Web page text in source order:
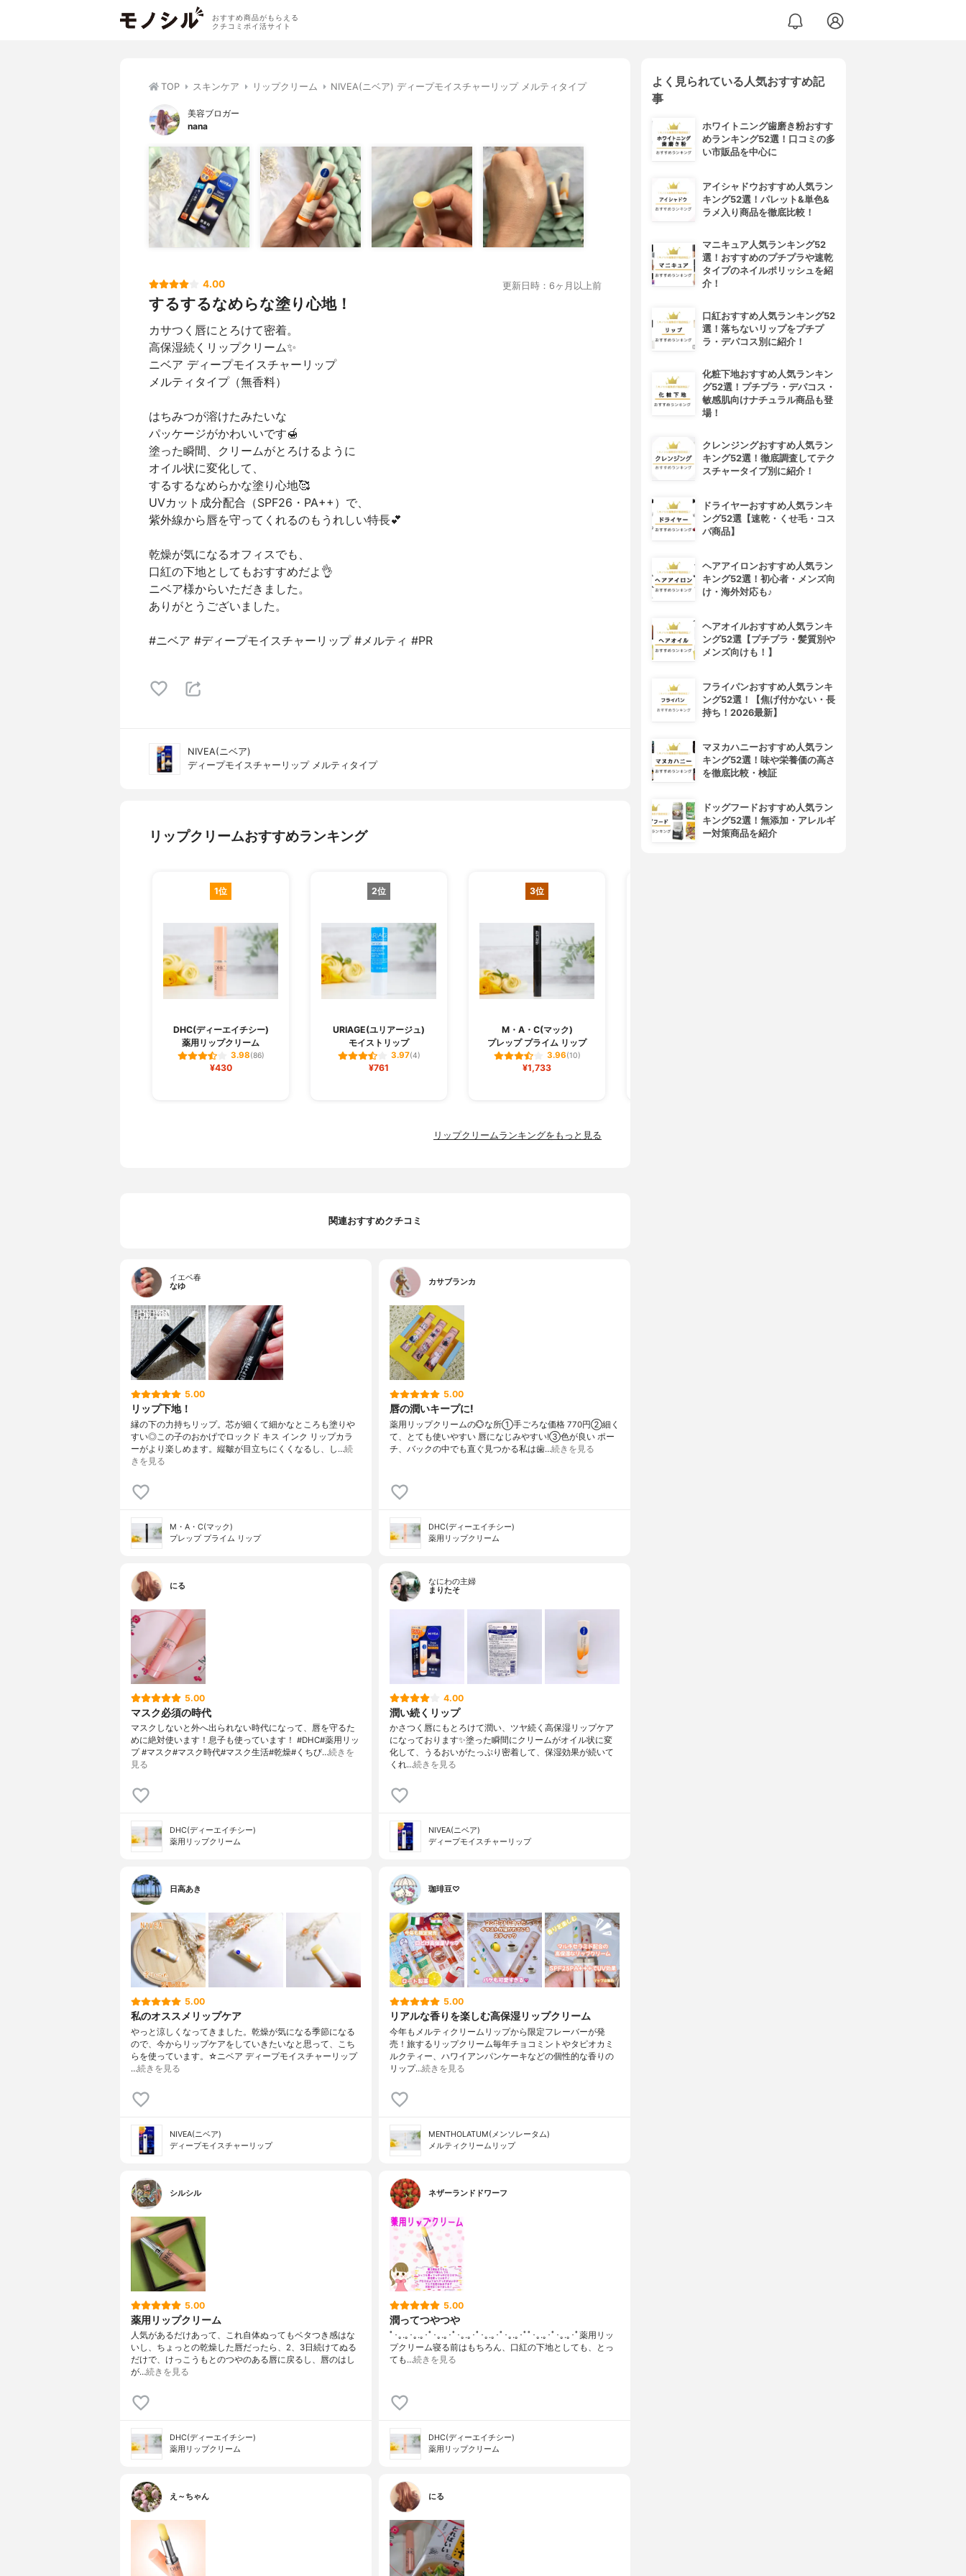
おすすめ商品がもらえる
クチコミポイ活サイト
TOP スキンケア リップクリーム NIVEA(ニベア) ディープモイスチャーリップ メルティタイプ
美容ブロガー
nana
4.00 更新日時：6ヶ月以上前
するするなめらな塗り心地！
カサつく唇にとろけて密着。
高保湿続くリップクリーム✨
ニベア ディープモイスチャーリップ
メルティタイプ（無香料）
はちみつが溶けたみたいな
パッケージがかわいいです🍯
塗った瞬間、クリームがとろけるように
オイル状に変化して、
するするなめらかな塗り心地🥰
UVカット成分配合（SPF26・PA++）で、
紫外線から唇を守ってくれるのもうれしい特長💕
乾燥が気になるオフィスでも、
口紅の下地としてもおすすめだよ👌
ニベア様からいただきました。
ありがとうございました。
#ニベア #ディープモイスチャーリップ #メルティ #PR
NIVEA(ニベア)
ディープモイスチャーリップ メルティタイプ
リップクリームおすすめランキング
1位
DHC(ディーエイチシー)
薬用リップクリーム
3.98(86)
¥430
2位
URIAGE(ユリアージュ)
モイストリップ
3.97(4)
¥761
3位
M・A・C(マック)
プレップ プライム リップ
3.96(10)
¥1,733
リップクリームランキングをもっと見る
関連おすすめクチコミ
イエベ春
なゆ
5.00
リップ下地！
縁の下の力持ちリップ。芯が細くて細かなところも塗りや
すい◎この子のおかげでロックド キス インク リップカラ
ーがより楽しめます。縦皺が目立ちにくくなるし、し…続
きを見る
M・A・C(マック)
プレップ プライム リップ
カサブランカ
5.00
唇の潤いキープに!
薬用リップクリームの💮な所①手ごろな価格 770円②細く
て、とても使いやすい 唇になじみやすい!③色が良い ポー
チ、バックの中でも直ぐ見つかる私は歯…続きを見る
DHC(ディーエイチシー)
薬用リップクリーム
にる
5.00
マスク必須の時代
マスクしないと外へ出られない時代になって、唇を守るた
めに絶対使います！息子も使っています！ #DHC#薬用リッ
プ #マスク#マスク時代#マスク生活#乾燥#くちび…続きを
見る
DHC(ディーエイチシー)
薬用リップクリーム
なにわの主婦
まりたそ
4.00
潤い続くリップ
かさつく唇にもとろけて潤い、ツヤ続く高保湿リップケア
になっております✨塗った瞬間にクリームがオイル状に変
化して、うるおいがたっぷり密着して、保湿効果が続いて
くれ…続きを見る
NIVEA(ニベア)
ディープモイスチャーリップ
日高あき
5.00
私のオススメリップケア
やっと涼しくなってきました。乾燥が気になる季節になる
ので、今からリップケアをしていきたいなと思って、こち
らを使っています。☆ニベア ディープモイスチャーリップ
…続きを見る
NIVEA(ニベア)
ディープモイスチャーリップ
珈琲豆♡
5.00
リアルな香りを楽しむ高保湿リップクリーム
今年もメルティクリームリップから限定フレーバーが発
売！旅するリップクリーム毎年チョコミントやタピオカミ
ルクティー、ハワイアンパンケーキなどの個性的な香りの
リップ…続きを見る
MENTHOLATUM(メンソレータム)
メルティクリームリップ
シルシル
5.00
薬用リップクリーム
人気があるだけあって、これ自体ぬってもベタつき感はな
いし、ちょっとの乾燥した唇だったら、2、3日続けてぬる
だけで、けっこうもとのつやのある唇に戻るし、唇のはし
が…続きを見る
DHC(ディーエイチシー)
薬用リップクリーム
ネザーランドドワーフ
5.00
潤ってつやつや
ﾟ･｡.｡･｡.｡･ﾟ･｡.｡･ﾟ･｡.｡･ﾟ･｡.｡･ﾟ･｡.｡･ﾟﾟ･｡.｡･ﾟ･｡.｡･ﾟ薬用リッ
プクリーム寝る前はもちろん、口紅の下地としても、とっ
ても…続きを見る
DHC(ディーエイチシー)
薬用リップクリーム
え～ちゃん にる
よく見られている人気おすすめ記
事
ホワイトニング歯磨き粉おすす
めランキング52選！口コミの多
い市販品を中心に
アイシャドウおすすめ人気ラン
キング52選！パレット&単色&
ラメ入り商品を徹底比較！
マニキュア人気ランキング52
選！おすすめのプチプラや速乾
タイプのネイルポリッシュを紹
介！
口紅おすすめ人気ランキング52
選！落ちないリップをプチプ
ラ・デパコス別に紹介！
化粧下地おすすめ人気ランキン
グ52選！プチプラ・デパコス・
敏感肌向けナチュラル商品も登
場！
クレンジングおすすめ人気ラン
キング52選！徹底調査してテク
スチャータイプ別に紹介！
ドライヤーおすすめ人気ランキ
ング52選【速乾・くせ毛・コス
パ商品】
ヘアアイロンおすすめ人気ラン
キング52選！初心者・メンズ向
け・海外対応も♪
ヘアオイルおすすめ人気ランキ
ング52選【プチプラ・髪質別や
メンズ向けも！】
フライパンおすすめ人気ランキ
ング52選！【焦げ付かない・長
持ち！2026最新】
マヌカハニーおすすめ人気ラン
キング52選！味や栄養価の高さ
を徹底比較・検証
ドッグフードおすすめ人気ラン
キング52選！無添加・アレルギ
ー対策商品を紹介